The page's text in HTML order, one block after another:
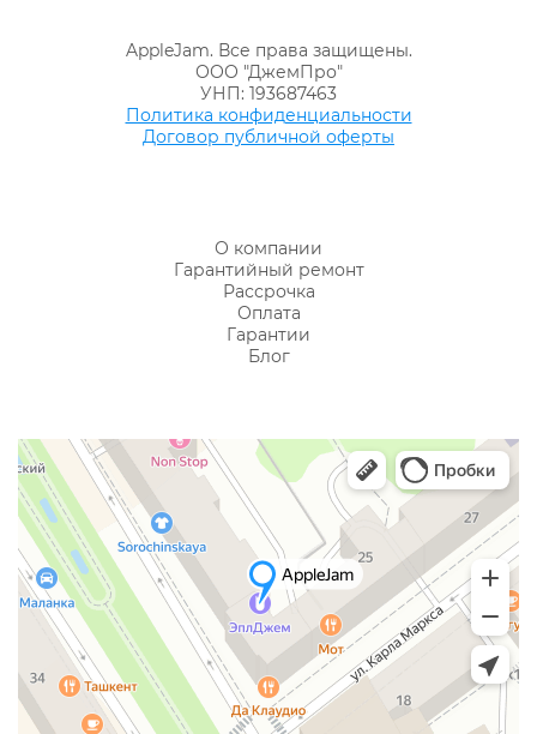
AppleJam. Все права защищены.
ООО "ДжемПро"
УНП: 193687463
Политика конфиденциальности
Договор публичной оферты
О компании
Гарантийный ремонт
Рассрочка
Оплата
Гарантии
Блог